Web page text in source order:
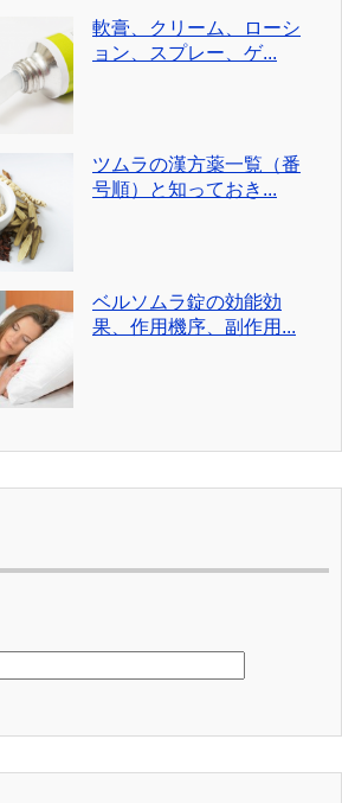
軟膏、クリーム、ローシ
ョン、スプレー、ゲ...
ツムラの漢方薬一覧（番
号順）と知っておき...
ベルソムラ錠の効能効
果、作用機序、副作用...